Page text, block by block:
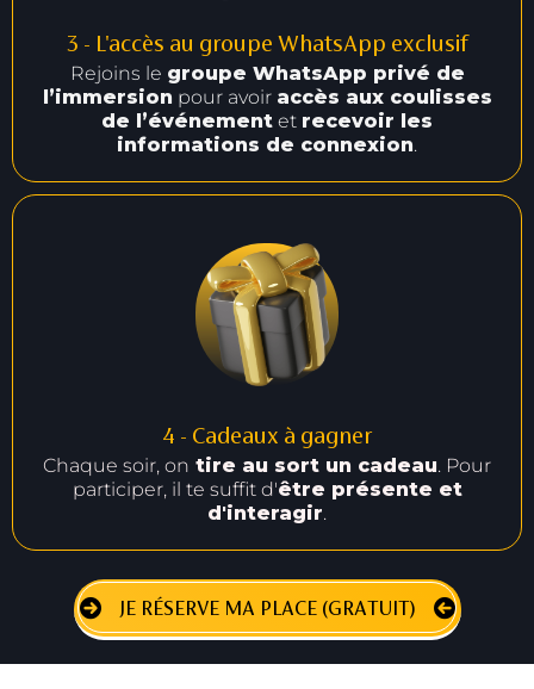
3 - L'accès au groupe WhatsApp exclusif
Rejoins le groupe WhatsApp privé de
l’immersion pour avoir accès aux coulisses
de l’événement et recevoir les
informations de connexion.
4 - Cadeaux à gagner
Chaque soir, on tire au sort un cadeau. Pour
participer, il te suffit d'être présente et
d'interagir.
JE RÉSERVE MA PLACE (GRATUIT)